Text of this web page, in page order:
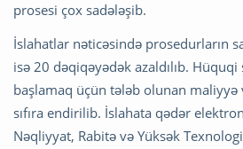
prosesi çox sadələşib.
İslahatlar nəticəsində prosedurların
isə 20 dəqiqəyədək azaldılıb.
başlamaq üçün tələb olunan maliyyə
sıfıra endirilib. İslahata qədər
Nəqliyyat, Rabitə və Yüksək